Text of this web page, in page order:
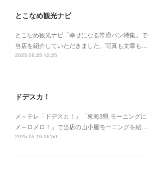
とこなめ観光ナビ
とこなめ観光ナビ「幸せになる常滑パン特集」で
当店を紹介していただきました。写真も文章も…
2025.06.25 12:25
ドデスカ！
メ～テレ「ドデスカ！」「東海3県 モーニングに
メ～ロメロ！」で当店の山小屋モーニングを紹…
2025.05.16 06:50